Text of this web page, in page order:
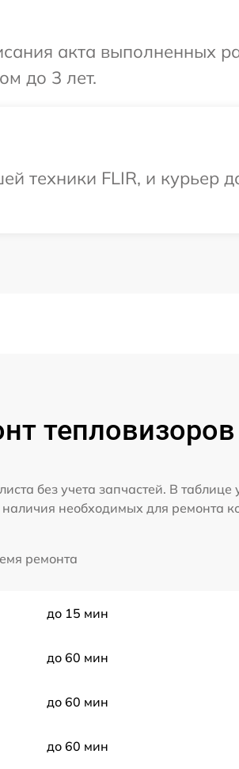
акта выполненных
до 3 лет.
техники FLIR, и курьер
тепловизоров
без учета запчастей. В
наличия необходимых для ремонта
ремонта
до 15 мин
до 60 мин
до 60 мин
до 60 мин